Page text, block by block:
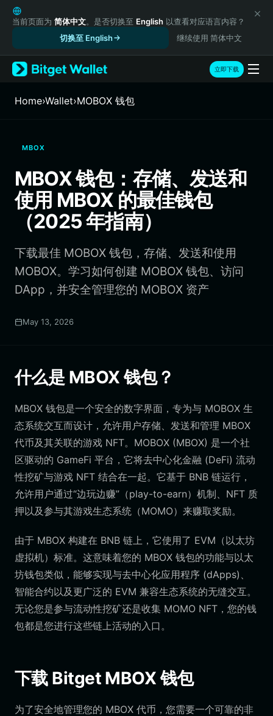
English
日本語
Русский
Español (Latinoamérica)
Türkçe
Italiano
繁體中文
Português (Portugal)
Bahasa Indonesia
ภาษาไทย
Português (Brasil)
Español (Argentina)
当前页面为 简体中文。是否切换至 English 以查看对应语言内容？
切换至 English
继续使用 简体中文
立即下载
Home›Wallet›MOBOX 钱包
MBOX
MBOX 钱包：存储、发送和
使用 MBOX 的最佳钱包
（2025 年指南）
下载最佳 MOBOX 钱包，存储、发送和使用
MOBOX。学习如何创建 MOBOX 钱包、访问
DApp，并安全管理您的 MOBOX 资产
May 13, 2026
什么是 MBOX 钱包？
MBOX 钱包是一个安全的数字界面，专为与 MOBOX 生
态系统交互而设计，允许用户存储、发送和管理 MBOX
代币及其关联的游戏 NFT。MOBOX (MBOX) 是一个社
区驱动的 GameFi 平台，它将去中心化金融 (DeFi) 流动
性挖矿与游戏 NFT 结合在一起。它基于 BNB 链运行，
允许用户通过“边玩边赚”（play-to-earn）机制、NFT 质
押以及参与其游戏生态系统（MOMO）来赚取奖励。
由于 MBOX 构建在 BNB 链上，它使用了 EVM（以太坊
虚拟机）标准。这意味着您的 MBOX 钱包的功能与以太
坊钱包类似，能够实现与去中心化应用程序 (dApps)、
智能合约以及更广泛的 EVM 兼容生态系统的无缝交互。
无论您是参与流动性挖矿还是收集 MOMO NFT，您的钱
包都是您进行这些链上活动的入口。
下载 Bitget MBOX 钱包
为了安全地管理您的 MBOX 代币，您需要一个可靠的非